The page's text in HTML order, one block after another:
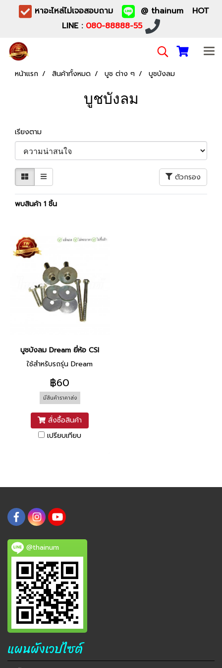
หาอะไหล่ไม่เจอสอบถาม
@ thainum HOT
LINE : 080-88888-55
หน้าแรก สินค้าทั้งหมด บูช ต่าง ๆ บูชบังลม
บูชบังลม
เรียงตาม
ตัวกรอง
พบสินค้า 1 ชิ้น
บูชบังลม Dream ยี่ห้อ CSI
ใช้สำหรับรถรุ่น Dream
฿60
มีสินค้าราคาส่ง
สั่งซื้อสินค้า
เปรียบเทียบ
@thainum
แผนผังเวปไซต์